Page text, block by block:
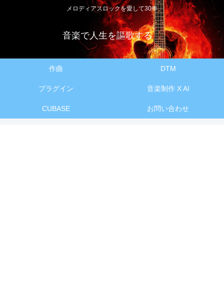
メロディアスロックを愛して30年
音楽で人生を謳歌する
作曲 DTM
プラグイン 音楽制作 X AI
CUBASE お問い合わせ